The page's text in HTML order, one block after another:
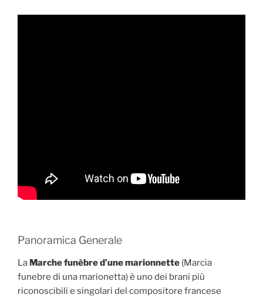
Panoramica Generale
La Marche funèbre d’une marionnette (Marcia
funebre di una marionetta) è uno dei brani più
riconoscibili e singolari del compositore francese